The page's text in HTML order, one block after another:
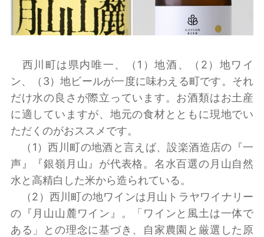
西川町は県内唯一、（1）地酒、（2）地ワイ
ン、（3）地ビールが一度に味わえる町です。それ
だけ水の良さが際立っています。お酒類はお土産
に適していますが、地元の食材とともに現地でい
ただくのがおススメです。
（1）西川町の地酒と言えば、設楽酒造店の『一
声』『銀嶺月山』が代表格。名水百選の月山自然
水と高精白した米から造られている。
（2）西川町の地ワインは月山トラヤワイナリー
の『月山山麓ワイン』。「ワインと風土は一体で
ある」との理念に基づき、自家農園と厳選した原